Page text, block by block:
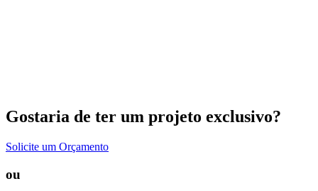
Gostaria de ter um projeto exclusivo?
Solicite um Orçamento
ou